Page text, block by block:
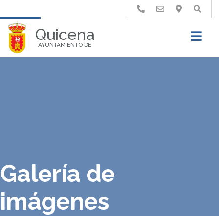
Quicena
AYUNTAMIENTO DE
Buscar
Galería de
imágenes